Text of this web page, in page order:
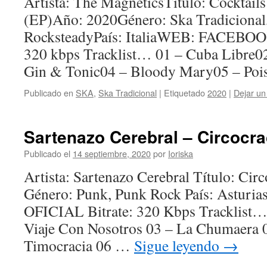
(EP)Año: 2020Género: Ska
RocksteadyPaís: ItaliaWEB:
320 kbps Tracklist… 01 – Cuba
Gin & Tonic04 – Bloody Mary05 –
Publicado en SKA, Ska Tradicional | Etiquetado2020 | Dejar
Sartenazo Cerebral –
Publicado el 14 septiembre, 2020por Ioriska
Artista: Sartenazo Cerebral Título:
Género: Punk, Punk Rock País:
OFICIAL Bitrate: 320 Kbps Tracklist…
Viaje Con Nosotros 03 – La Chumaera
Timocracia 06 … Sigue leyendo →